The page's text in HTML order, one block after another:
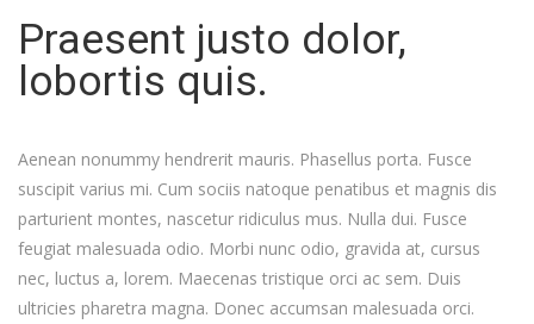
Praesent justo dolor,
lobortis quis.
Aenean nonummy hendrerit mauris. Phasellus porta. Fusce
suscipit varius mi. Cum sociis natoque penatibus et magnis dis
parturient montes, nascetur ridiculus mus. Nulla dui. Fusce
feugiat malesuada odio. Morbi nunc odio, gravida at, cursus
nec, luctus a, lorem. Maecenas tristique orci ac sem. Duis
ultricies pharetra magna. Donec accumsan malesuada orci.